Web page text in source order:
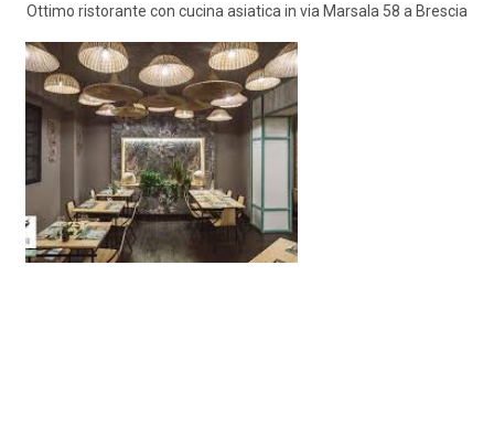
Ottimo ristorante con cucina asiatica in via Marsala 58 a Brescia